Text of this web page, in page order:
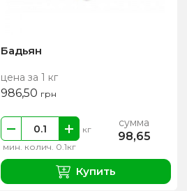
Бадьян
цена за 1 кг
986,50 грн
мин. колич. 0.1кг
кг сумма
98,65
Купить